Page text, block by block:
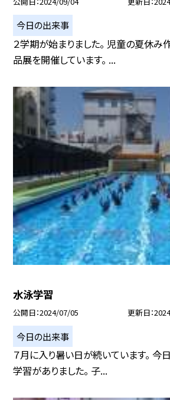
今日の出来事
２学期が始まりました。 児童の夏休み
品展を開催しています。 ...
水泳学習
公開日 2024/07/05 更新日
今日の出来事
７月に入り暑い日が続いています。 今
学習がありました。 子...